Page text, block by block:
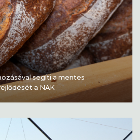
segíti a mentes
a NAK